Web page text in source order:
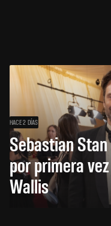
HACE 2 DÍAS
Sebastian
por primera
Wallis